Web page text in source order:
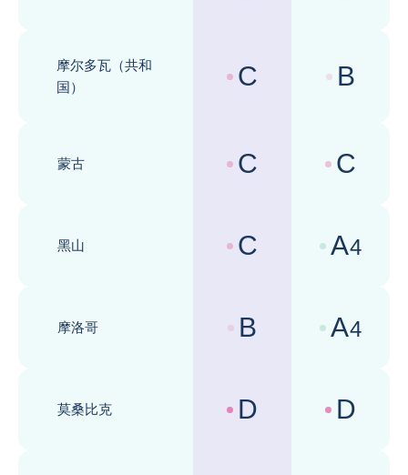
摩尔多瓦（共和
国）
国家风险评级 :
C 商业环境评级
B
蒙古
国家风险评级 :
C 商业环境评级
C
黑山
国家风险评级 :
C 商业环境评级
A4
摩洛哥
国家风险评级 :
B 商业环境评级
A4
莫桑比克
国家风险评级 :
D 商业环境评级
D